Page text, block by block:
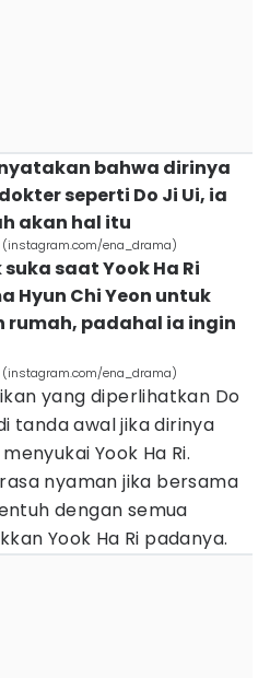
bahwa dirinya
seperti Do Ji Ui, ia
akan hal itu
(instagram.com/ena_drama)
saat Yook Ha Ri
Hyun Chi Yeon untuk
rumah, padahal ia ingin
(instagram.com/ena_drama)
yang diperlihatkan Do
tanda awal jika dirinya
Yook Ha Ri.
nyaman jika bersama
dengan semua
Yook Ha Ri padanya.